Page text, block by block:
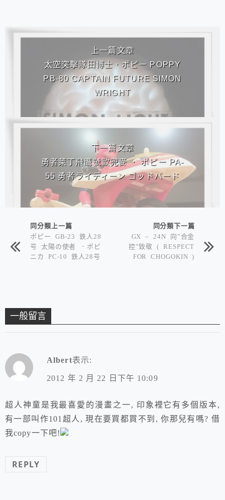
相連文章
上一篇文章
太空突擊隊田博士．ポピー POPPY
PB-80 CAPTAIN FUTURE SIMON
WRIGHT
下一篇文章
勇者萊丁飛鷹號歐兜麥 ． ポピー PA-
55 勇者ライディーン ゴッドバード
同分類上一篇
ポピー GB-23 鉄人28
号 太陽の使者 ．ポピ
ニカ PC-10 鉄人28号
同分類下一篇
GX – 24N 向”合金
控”致敬 ( RESPECT
FOR CHOGOKIN )
一般留言
Albert表示:
2012 年 2 月 22 日下午 10:09
超人神童是我最喜愛的漫畫之一, 印象裡它有多個版本,
有一部叫作101超人, 現在要買都買不到, 你那兒有嗎? 借
我copy一下吧!
REPLY